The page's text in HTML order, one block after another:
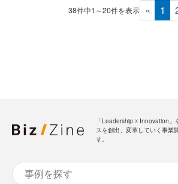
38件中1～20件を表示 « 1
「Leadership ☓ Innovation」
スを創出、変革していく事業
す。